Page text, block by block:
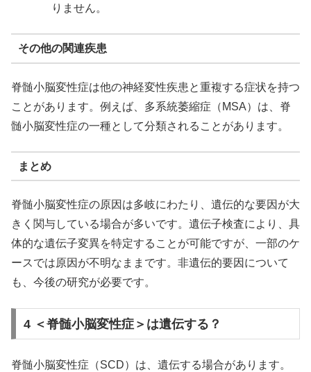
りません。
その他の関連疾患
脊髄小脳変性症は他の神経変性疾患と重複する症状を持つ
ことがあります。例えば、多系統萎縮症（MSA）は、脊
髄小脳変性症の一種として分類されることがあります。
まとめ
脊髄小脳変性症の原因は多岐にわたり、遺伝的な要因が大
きく関与している場合が多いです。遺伝子検査により、具
体的な遺伝子変異を特定することが可能ですが、一部のケ
ースでは原因が不明なままです。非遺伝的要因について
も、今後の研究が必要です。
4 ＜脊髄小脳変性症＞は遺伝する？
脊髄小脳変性症（SCD）は、遺伝する場合があります。